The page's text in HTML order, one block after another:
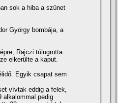
sok a hiba a szünet
György bombája, a
Rajczi túlugrotta
elkerülte a kaput.
Egyik csapat sem
ví­vtak eddig a felek,
alkalommal pedig